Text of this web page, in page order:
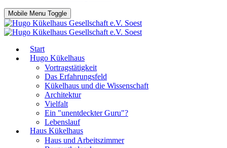
Mobile Menu Toggle
Start
Hugo Kükelhaus
Vortragstätigkeit
Das Erfahrungsfeld
Kükelhaus und die Wissenschaft
Architektur
Vielfalt
Ein "unentdeckter Guru"?
Lebenslauf
Haus Kükelhaus
Haus und Arbeitszimmer